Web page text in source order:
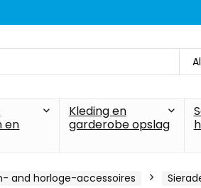
en
Kleding en
garderobe opslag
and horloge-accessoires